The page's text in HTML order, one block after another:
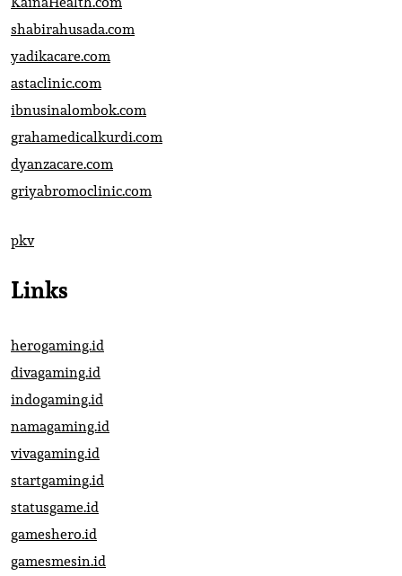
shabirahusada.com
yadikacare.com
astaclinic.com
ibnusinalombok.com
grahamedicalkurdi.com
dyanzacare.com
griyabromoclinic.com
pkv
Links
herogaming.id
divagaming.id
indogaming.id
namagaming.id
vivagaming.id
startgaming.id
statusgame.id
gameshero.id
gamesmesin.id